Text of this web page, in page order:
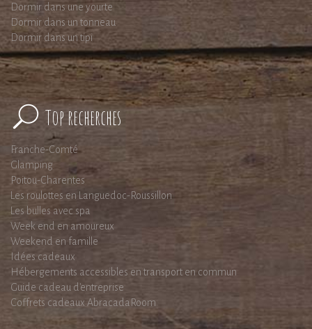
Dormir dans une yourte
Dormir dans un tonneau
Dormir dans un tipi
Top recherches
Franche-Comté
Glamping
Poitou-Charentes
Les roulottes en Languedoc-Roussillon
Les bulles avec spa
Week end en amoureux
Weekend en famille
Idées cadeaux
Hébergements accessibles en transport en commun
Guide cadeau d'entreprise
Coffrets cadeaux AbracadaRoom